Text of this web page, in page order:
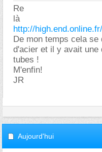
Re
là
http://
De mon temps cela
d'acier et il y avait une
tubes !
M'enfin!
JR
Aujourd'hui